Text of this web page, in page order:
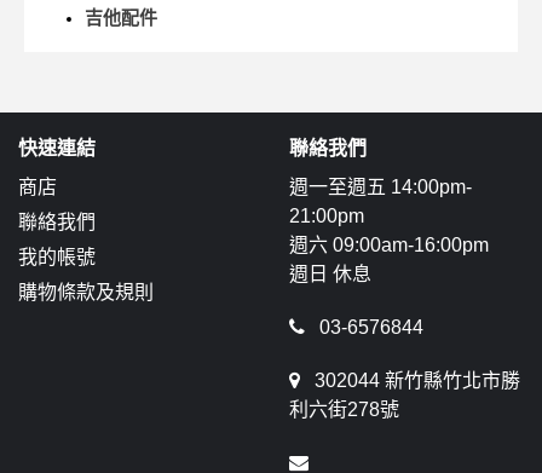
吉他配件
快速連結
商店
聯絡我們
我的帳號
購物條款及規則
聯絡我們
週一至週五 14:00pm-
21:00pm
週六 09:00am-16:00pm
週日 休息
03-6576844
302044 新竹縣竹北市勝
利六街278號